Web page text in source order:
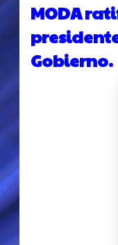
MODA
Gobierno.